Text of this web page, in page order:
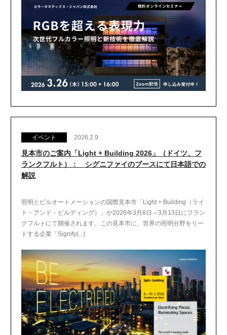
イベント 2026.2.9
見本市のご案内「Light + Building 2026」（ドイツ、フ
ランクフルト）： シグニファイのブースにて日本語での
解説
照明とビルオートメーションの国際見本市「Light + Building（ライ
ト・アンド・ビルディング）」が2026年3月8日～3月13日にフラン
クフルトにて開催されます。この見本市に、世界の照明分野をリー
ドする企業「Signify(...)